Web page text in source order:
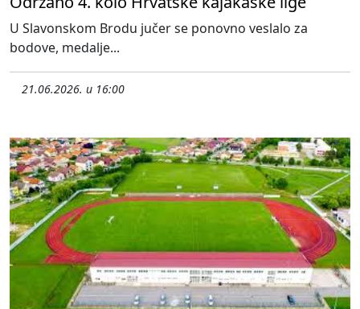
U Slavonskom Brodu jučer se ponovno veslalo za
bodove, medalje...
21.06.2026. u 16:00